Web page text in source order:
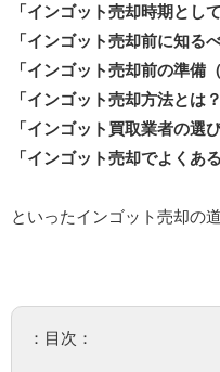
「インゴット売却時期とし
「インゴット売却前に知る
「インゴット売却前の準備
「インゴット売却方法とは？
「インゴット買取業者の選
「インゴット売却でよくあ
といったインゴット売却の
：目次：